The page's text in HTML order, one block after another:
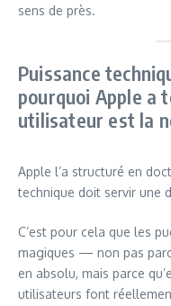
sens de près.
Puissance
pourquoi Apple a
utilisateur est la
Apple l’a structuré en
technique doit servir une
C’est pour cela que les
magiques — non pas
en absolu, mais parce
utilisateurs font